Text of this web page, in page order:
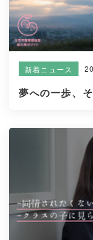
新着ニュース
夢への一歩、